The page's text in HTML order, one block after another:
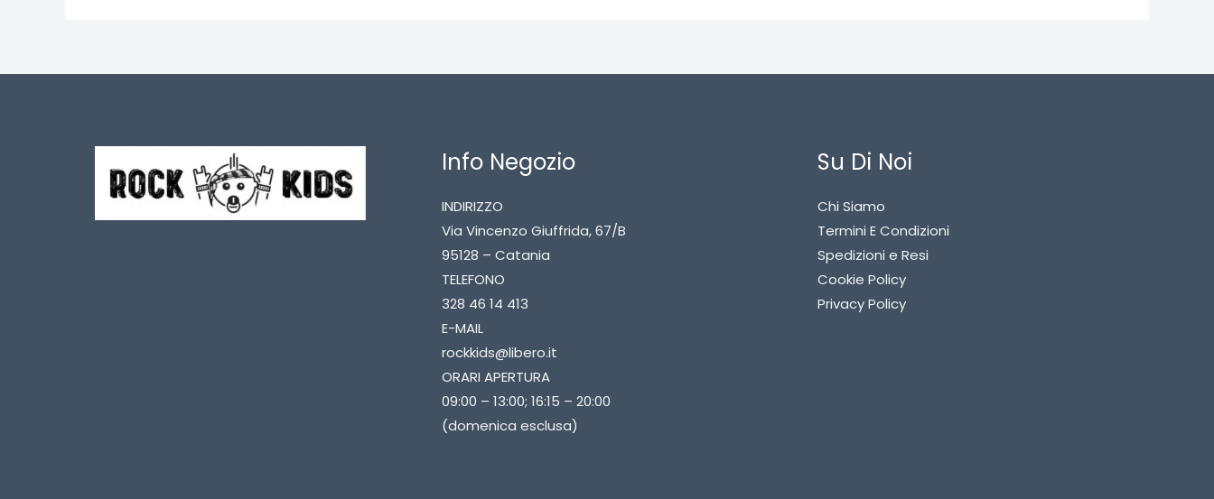
Info Negozio
INDIRIZZO
Via Vincenzo Giuffrida, 67/B
95128 – Catania
TELEFONO
328 46 14 413
E-MAIL
rockkids@libero.it
ORARI APERTURA
09:00 – 13:00; 16:15 – 20:00
(domenica esclusa)
Su Di Noi
Chi Siamo
Termini E Condizioni
Spedizioni e Resi
Cookie Policy
Privacy Policy